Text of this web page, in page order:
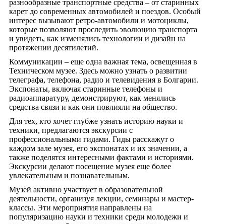
разнообразные транспортные средства – от старинных
карет до современных автомобилей и поездов. Особый
интерес вызывают ретро-автомобили и мотоциклы,
которые позволяют проследить эволюцию транспорта
и увидеть, как изменялись технологии и дизайн на
протяжении десятилетий.
Коммуникации – еще одна важная тема, освещенная в
Техническом музее. Здесь можно узнать о развитии
телеграфа, телефона, радио и телевидения в Болгарии.
Экспонаты, включая старинные телефоны и
радиоаппаратуру, демонстрируют, как менялись
средства связи и как они повлияли на общество.
Для тех, кто хочет глубже узнать историю науки и
техники, предлагаются экскурсии с
профессиональными гидами. Гиды расскажут о
каждом зале музея, его экспонатах и их значении, а
также поделятся интересными фактами и историями.
Экскурсии делают посещение музея еще более
увлекательным и познавательным.
Музей активно участвует в образовательной
деятельности, организуя лекции, семинары и мастер-
классы. Эти мероприятия направлены на
популяризацию науки и техники среди молодежи и